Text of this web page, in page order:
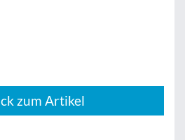
zum Artikel